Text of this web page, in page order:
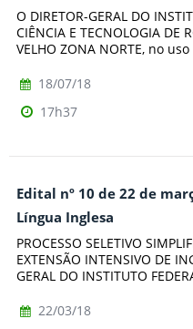
O DIRETOR-GERAL DO
CIÊNCIA E TECNOLOGIA DE
VELHO ZONA NORTE, no
18/07/18
17h37
Edital nº 10 de 22 de
Língua Inglesa
PROCESSO SELETIVO
EXTENSÃO INTENSIVO DE
GERAL DO INSTITUTO
22/03/18